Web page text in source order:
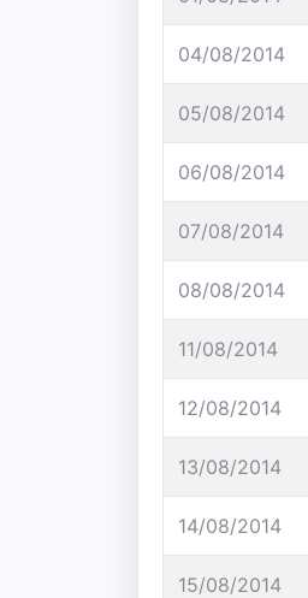
04/08/2014
05/08/2014
06/08/2014
07/08/2014
08/08/2014
11/08/2014
12/08/2014
13/08/2014
14/08/2014
15/08/2014